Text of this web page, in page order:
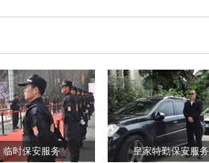
临时保安服务 皇家特勤保安服务